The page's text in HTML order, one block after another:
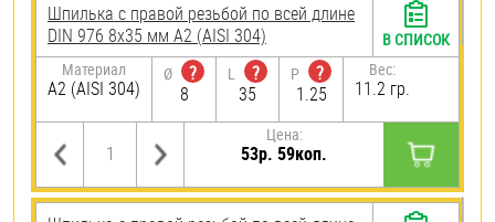
Шпилька с правой резьбой по всей длине
DIN 976 8х35 мм А2 (AISI 304)
Материал
А2 (AISI 304)
Ø
?
8
L
?
35
P
?
1.25
Вес:
11.2 гр.
Цена:
53р. 59коп.
В СПИСОК